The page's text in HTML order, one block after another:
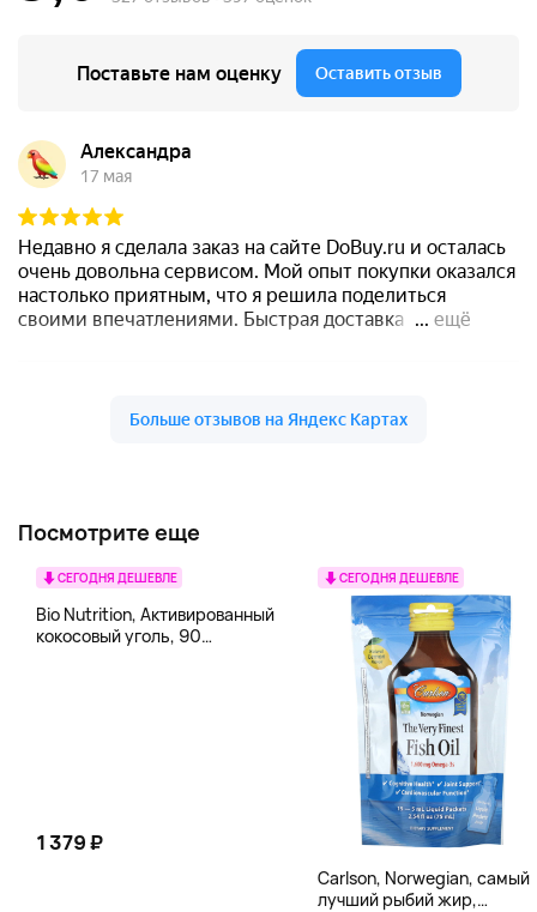
Посмотрите еще
СЕГОДНЯ ДЕШЕВЛЕ
Bio Nutrition, Активированный
кокосовый уголь, 90
1 379 ₽
СЕГОДНЯ ДЕШЕВЛЕ
Carlson, Norwegian, самый
лучший рыбий жир,